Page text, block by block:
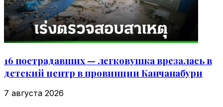
16 пострадавших — легковушка врезалась в
детский центр в провинции Канчанабури
7 августа 2026